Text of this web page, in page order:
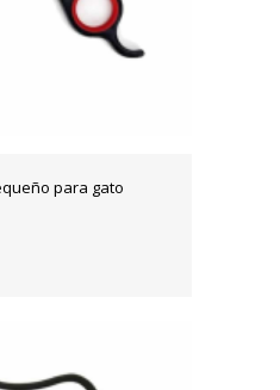
para gato